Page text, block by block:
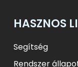
HASZNOS
Segítség
Rendszer